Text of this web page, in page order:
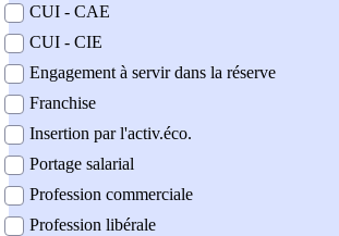
CUI - CAE
CUI - CIE
Engagement à servir dans la réserve
Franchise
Insertion par l'activ.éco.
Portage salarial
Profession commerciale
Profession libérale